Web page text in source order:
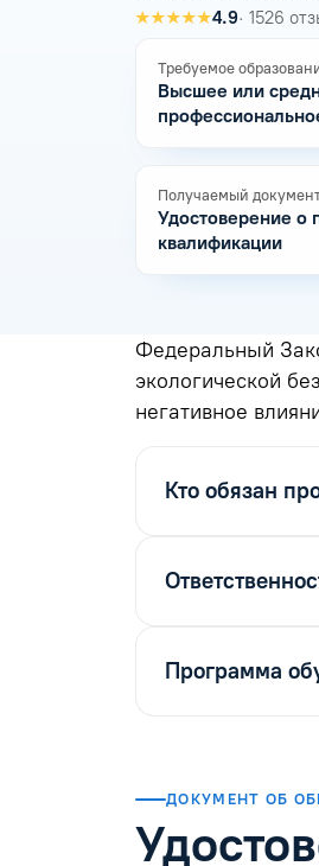
★★★★★4.9· 1526
Требуемое
Высшее или
Получаемый
Удостоверение о
квалификации
Федеральный
экологической
негативное
Кто обязан
Программа
ДОКУМЕНТ ОБ